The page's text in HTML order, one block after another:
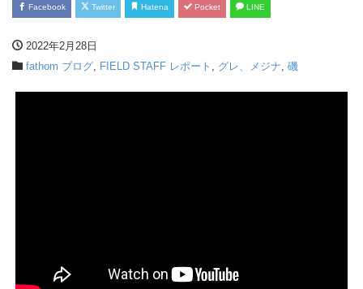
Facebook Twitter Hatena Pocket LINE
2022年2月28日
fathom ブログ FIELD STAFF レポート グレ、メジナ 磯